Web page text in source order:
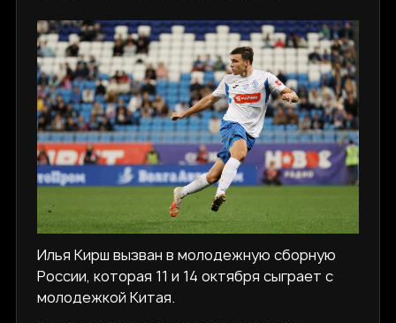
Илья Кирш вызван в молодежную сборную
России, которая 11 и 14 октября сыграет с
молодежкой Китая.